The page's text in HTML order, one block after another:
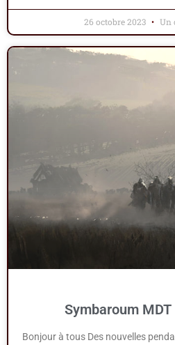
26 octobre 2023 Un
Symbaroum
Bonjour à tous Des nouvelles